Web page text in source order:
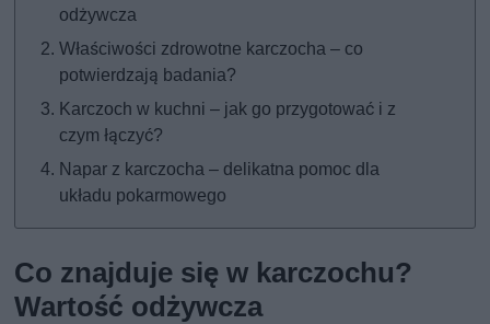
odżywcza
Właściwości zdrowotne karczocha – co
potwierdzają badania?
Karczoch w kuchni – jak go przygotować i z
czym łączyć?
Napar z karczocha – delikatna pomoc dla
układu pokarmowego
Co znajduje się w karczochu?
Wartość odżywcza